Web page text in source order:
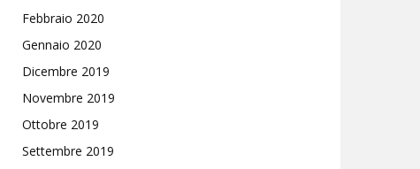
Febbraio 2020
Gennaio 2020
Dicembre 2019
Novembre 2019
Ottobre 2019
Settembre 2019